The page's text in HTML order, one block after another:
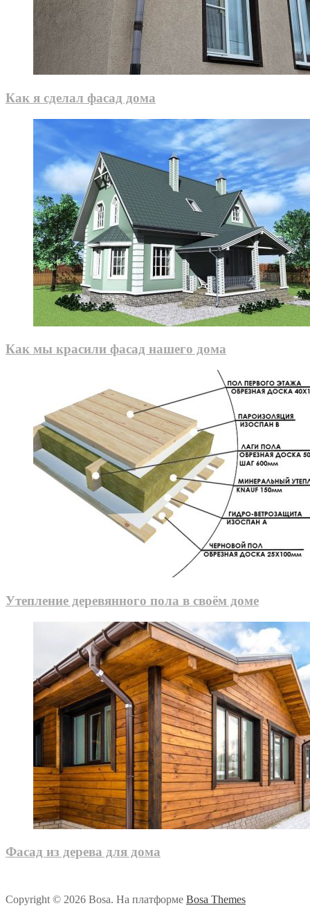
Как я сделал фасад дома
Как мы красили фасад нашего дома
Утепление деревянного пола в своём доме
Фасад из дерева для дома
Copyright © 2026 Bosa. На платформе Bosa Themes